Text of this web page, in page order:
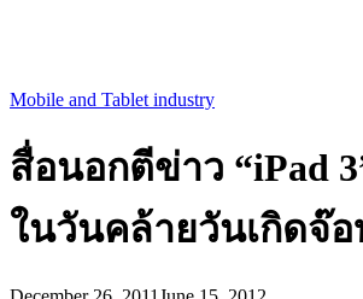
Mobile and Tablet industry
สื่อนอกตีข่าว “iPad
ในวันคล้ายวันเกิดจ๊